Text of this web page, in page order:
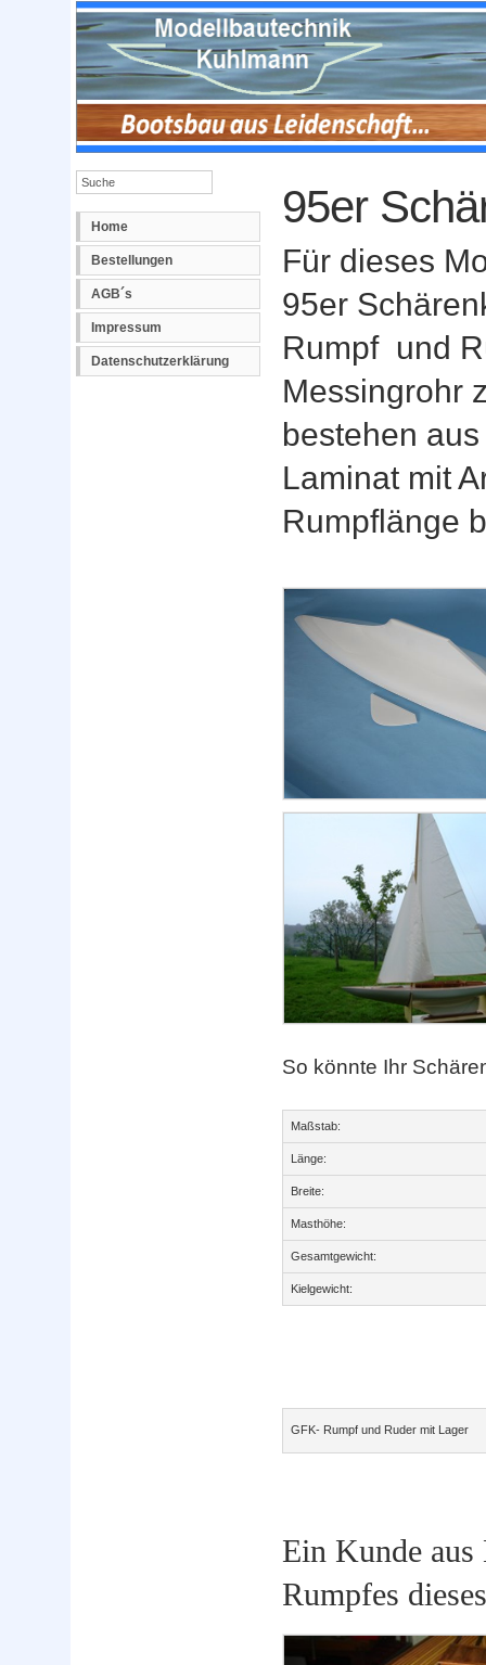
Home
Bestellungen
AGB´s
Impressum
Datenschutzerklärung
95er
Für dieses
95er
Rumpf und
Messingrohr
bestehen
Laminat mit
Rumpflänge
So könnte Ihr
Maßstab:
Länge:
Breite:
Masthöhe:
Gesamtgewicht:
Kielgewicht:
GFK- Rumpf und Ruder mit Lager
Ein Kunde
Rumpfes